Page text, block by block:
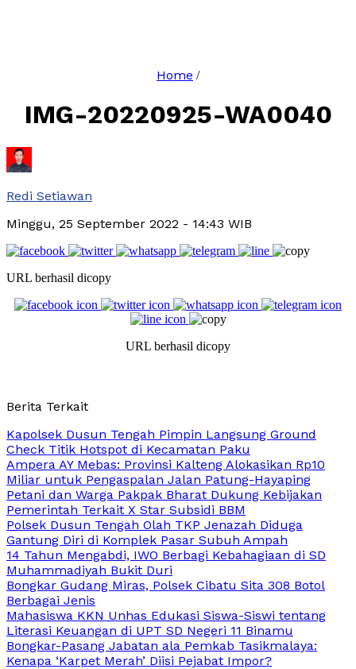
Home /
IMG-20220925-WA0040
Redi Setiawan
Minggu, 25 September 2022 - 14:43 WIB
URL berhasil dicopy
URL berhasil dicopy
Berita Terkait
Kapolsek Dusun Tengah Pimpin Langsung Ground
Check Titik Hotspot di Kecamatan Paku
Ampera AY Mebas: Provinsi Kalteng Alokasikan Rp10
Miliar untuk Pengaspalan Jalan Patung-Hayaping
Petani dan Warga Pakpak Bharat Dukung Kebijakan
Pemerintah Terkait X Star Subsidi BBM
Polsek Dusun Tengah Olah TKP Jenazah Diduga
Gantung Diri di Komplek Pasar Subuh Ampah
14 Tahun Mengabdi, IWO Berbagi Kebahagiaan di SD
Muhammadiyah Bukit Duri
Bongkar Gudang Miras, Polsek Cibatu Sita 308 Botol
Berbagai Jenis
Mahasiswa KKN Unhas Edukasi Siswa-Siswi tentang
Literasi Keuangan di UPT SD Negeri 11 Binamu
Bongkar-Pasang Jabatan ala Pemkab Tasikmalaya:
Kenapa ‘Karpet Merah’ Diisi Pejabat Impor?